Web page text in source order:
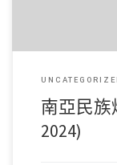
南亞民族
2024)